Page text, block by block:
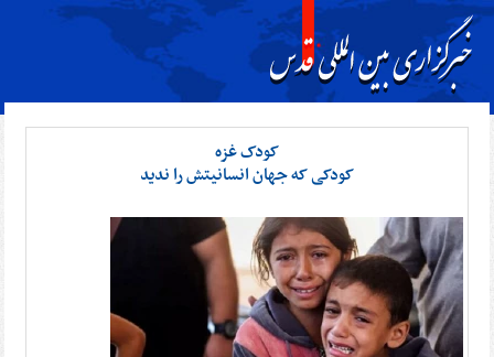
کودک غزه
کودکی که جهان انسانیتش را ندید